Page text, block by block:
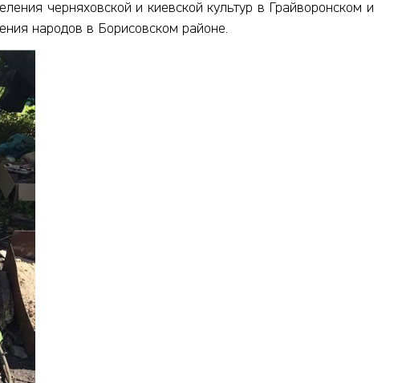
черняховской и киевской культур в Грайворонском и
народов в Борисовском районе.